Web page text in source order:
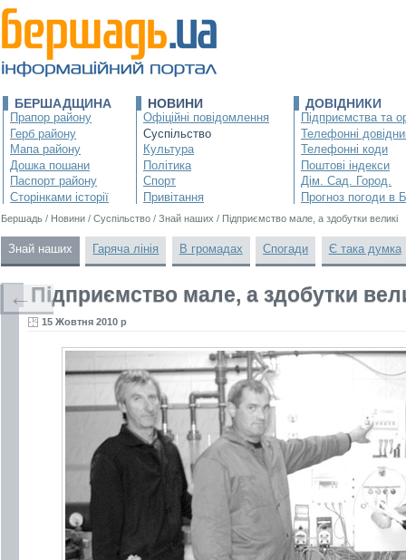
БЕРШАДЩИНА
Прапор району
Герб району
Мапа району
Дошка пошани
Паспорт району
Сторінками історії
НОВИНИ
Офіційні повідомлення
Суспільство
Культура
Політика
Спорт
Привітання
ДОВІДНИКИ
Підприємства та
Телефонні
Телефонні коди
Поштові індекси
Дім. Сад. Город.
Прогноз погоди в
Бершадь / Новини / Суспільство / Знай наших / Підприємство мале, а здобутки великі
Знай наших Гаряча лінія В громадах Спогади Є така думка
Підприємство мале, а здобутки
15 Жовтня 2010 р
←